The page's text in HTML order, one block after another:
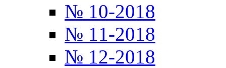
№ 10-2018
№ 11-2018
№ 12-2018